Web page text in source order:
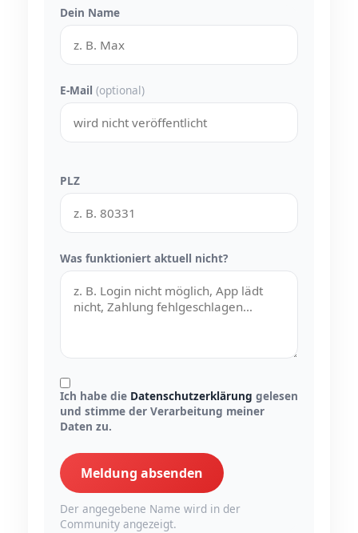
Dein Name
E-Mail (optional)
PLZ
Was funktioniert aktuell nicht?
Ich habe die Datenschutzerklärung gelesen
und stimme der Verarbeitung meiner
Daten zu.
Meldung absenden
Der angegebene Name wird in der
Community angezeigt.